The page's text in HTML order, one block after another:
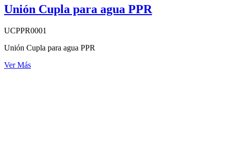
Unión Cupla para agua PPR
UCPPR0001
Unión Cupla para agua PPR
Ver Más